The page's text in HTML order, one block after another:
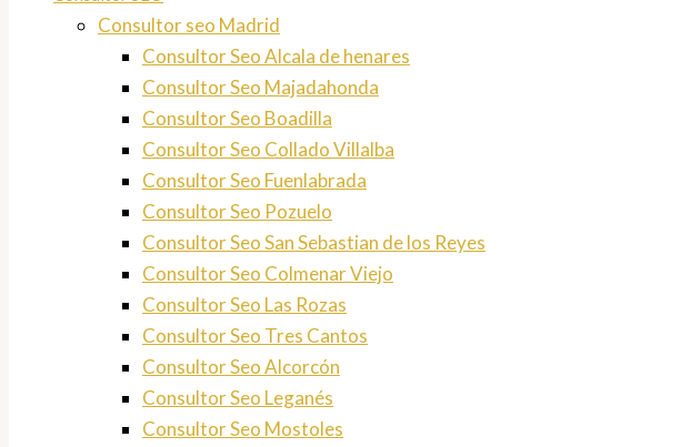
Consultor seo Madrid
Consultor Seo Alcala de henares
Consultor Seo Majadahonda
Consultor Seo Boadilla
Consultor Seo Collado Villalba
Consultor Seo Fuenlabrada
Consultor Seo Pozuelo
Consultor Seo San Sebastian de los Reyes
Consultor Seo Colmenar Viejo
Consultor Seo Las Rozas
Consultor Seo Tres Cantos
Consultor Seo Alcorcón
Consultor Seo Leganés
Consultor Seo Mostoles